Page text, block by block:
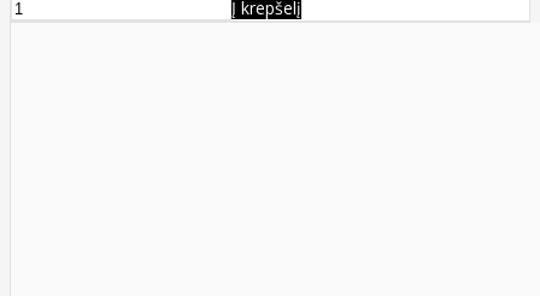
Į krepšelį